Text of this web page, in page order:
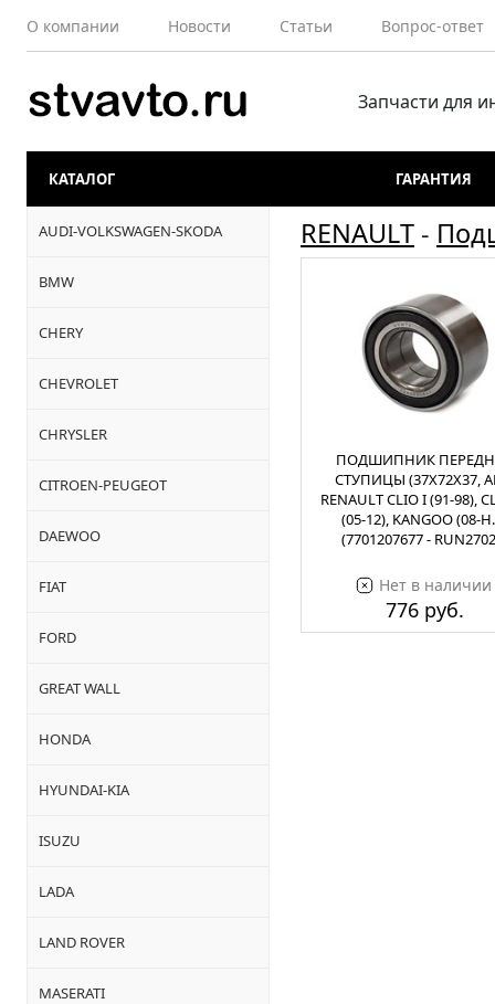
О компании Новости Статьи Вопрос-ответ
Запчасти для
КАТАЛОГ ГАРАНТИЯ
AUDI-VOLKSWAGEN-SKODA
BMW
CHERY
CHEVROLET
CHRYSLER
CITROEN-PEUGEOT
DAEWOO
FIAT
FORD
GREAT WALL
HONDA
HYUNDAI-KIA
ISUZU
LADA
LAND ROVER
MASERATI
RENAULT -
ПОДШИПНИК
СТУПИЦЫ (37X72X37,
RENAULT CLIO I (91-98),
(05-12), KANGOO (08-
(7701207677 -
Нет в наличии
776 руб.